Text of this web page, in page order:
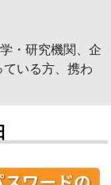
・研究機関、企
いる方、携わ